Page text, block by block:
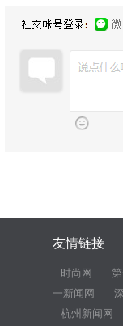
友情链接
时尚网
一新闻网
杭州新闻网